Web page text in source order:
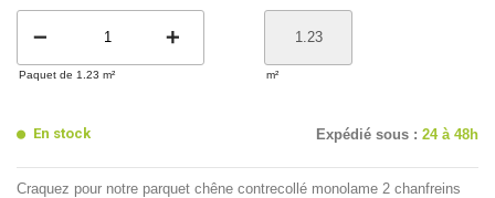
remove add
Paquet de 1.23 m² m²
En stock Expédié sous : 24 à 48h
Craquez pour notre parquet chêne contrecollé monolame 2 chanfreins